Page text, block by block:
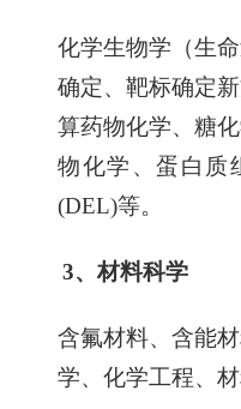
化学生物学（生
确定、靶标确定
算药物化学、糖
物化学、蛋白质
(DEL)等。
3、材料科学
含氟材料、含能
学、化学工程、